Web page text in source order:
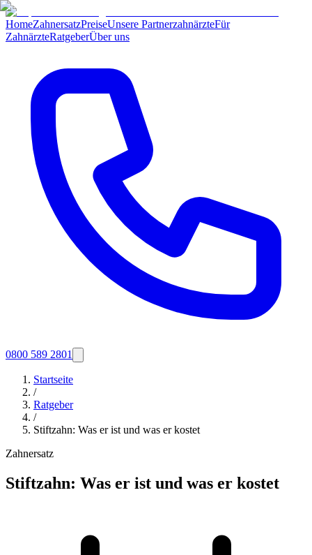
HomeZahnersatzPreiseUnsere PartnerzahnärzteFür
ZahnärzteRatgeberÜber uns
0800 589 2801
Startseite
/
Ratgeber
/
Stiftzahn: Was er ist und was er kostet
Zahnersatz
Stiftzahn: Was er ist und was er kostet